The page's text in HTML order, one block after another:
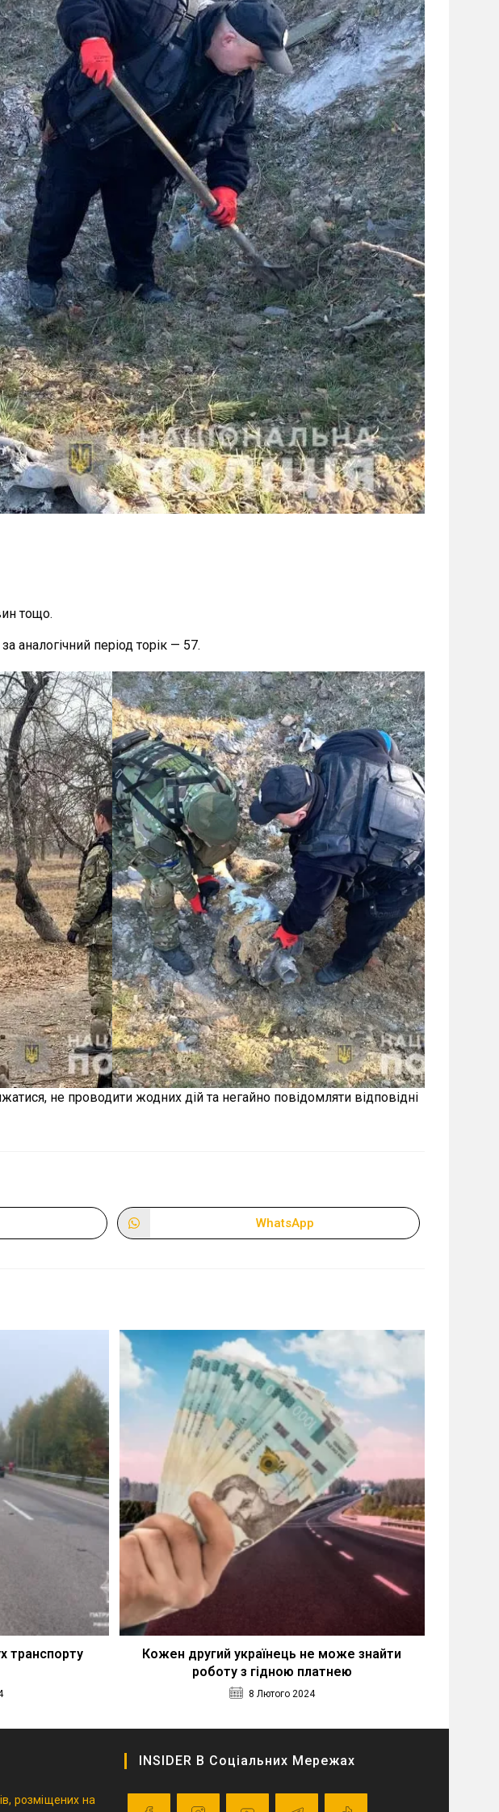
тощо.
аналогічний період торік — 57.
не проводити жодних дій та негайно повідомляти відповідні
Відкрити
в
WhatsApp
транспорту
Кожен другий українець не може знайти
роботу з гідною платнею
8 Лютого 2024
розміщених на
INSIDER В Соціальних Мережах